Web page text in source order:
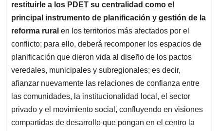
restituirle a los PDET su centralidad como el
principal instrumento de planificación y gestión de la
reforma rural en los territorios más afectados por el
conflicto; para ello, deberá recomponer los espacios de
planificación que dieron vida al diseño de los pactos
veredales, municipales y subregionales; es decir,
afianzar nuevamente las relaciones de confianza entre
las comunidades, la institucionalidad local, el sector
privado y el movimiento social, confluyendo en visiones
compartidas de desarrollo que pongan en el centro la